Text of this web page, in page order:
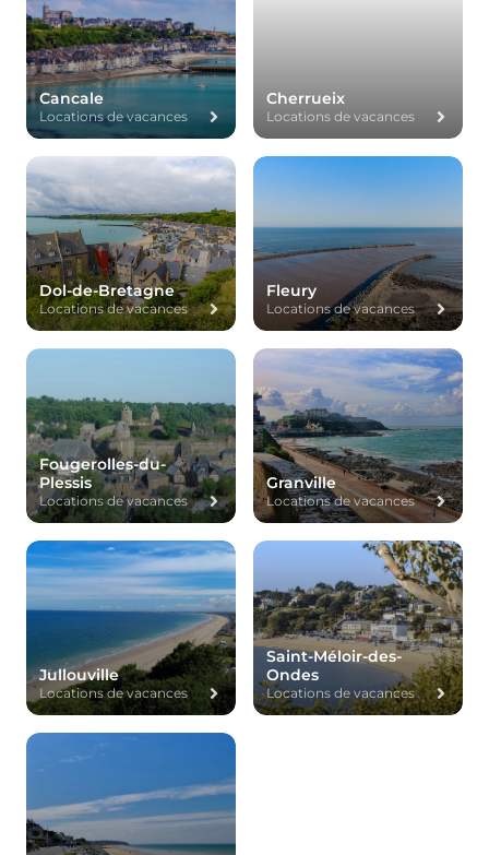
Cancale
Locations de vacances
Cherrueix
Locations de vacances
Dol-de-Bretagne
Locations de vacances
Fleury
Locations de vacances
Fougerolles-du-
Plessis
Locations de vacances
Granville
Locations de vacances
Jullouville
Locations de vacances
Saint-Méloir-des-
Ondes
Locations de vacances